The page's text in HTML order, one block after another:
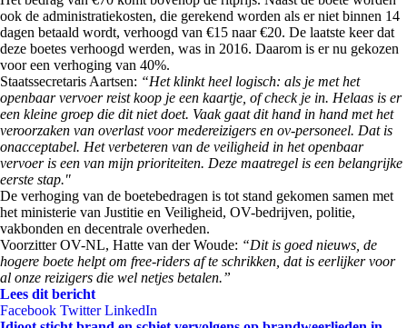
ook de administratiekosten, die gerekend worden als er niet binnen 14
dagen betaald wordt, verhoogd van €15 naar €20. De laatste keer dat
deze boetes verhoogd werden, was in 2016. Daarom is er nu gekozen
voor een verhoging van 40%.
Staatssecretaris Aartsen: “Het klinkt heel logisch: als je met het
openbaar vervoer reist koop je een kaartje, of check je in. Helaas is er
een kleine groep die dit niet doet. Vaak gaat dit hand in hand met het
veroorzaken van overlast voor medereizigers en ov-personeel. Dat is
onacceptabel. Het verbeteren van de veiligheid in het openbaar
vervoer is een van mijn prioriteiten. Deze maatregel is een belangrijke
eerste stap."
De verhoging van de boetebedragen is tot stand gekomen samen met
het ministerie van Justitie en Veiligheid, OV-bedrijven, politie,
vakbonden en decentrale overheden.
Voorzitter OV-NL, Hatte van der Woude: “Dit is goed nieuws, de
hogere boete helpt om free-riders af te schrikken, dat is eerlijker voor
al onze reizigers die wel netjes betalen.”
Lees dit bericht
Facebook Twitter LinkedIn